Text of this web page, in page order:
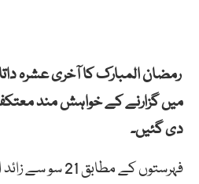
رمضان المبارک کا آخری عشرہ
میں گزارنے کے خواہش مند
دی گئیں۔
فہرستوں کے مطابق